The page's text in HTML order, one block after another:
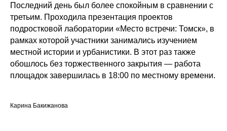
Последний день был более спокойным в сравнении с
третьим. Проходила презентация проектов
подростковой лаборатории «Место встречи: Томск», в
рамках которой участники занимались изучением
местной истории и урбанистики. В этот раз также
обошлось без торжественного закрытия — работа
площадок завершилась в 18:00 по местному времени.
Карина Бакижанова